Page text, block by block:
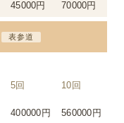
45000円 70000円
表参道
5回 10回
400000円 560000円